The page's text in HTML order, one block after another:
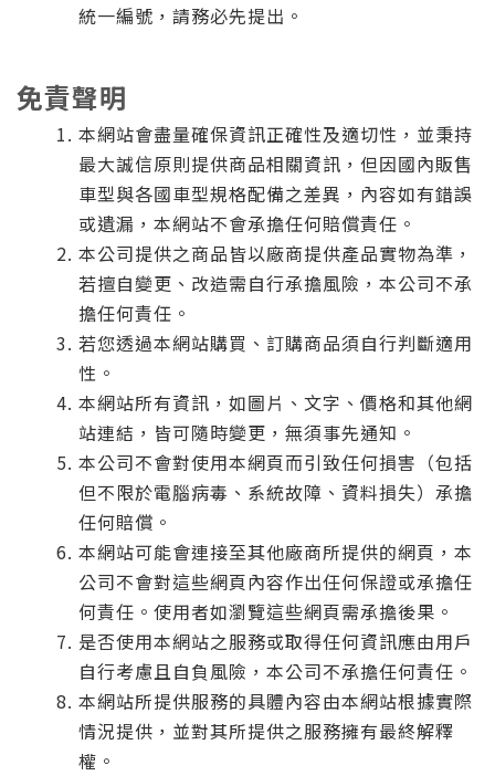
統一編號，請務必先提出。
免責聲明
本網站會盡量確保資訊正確性及適切性，並秉持
最大誠信原則提供商品相關資訊，但因國內販售
車型與各國車型規格配備之差異，內容如有錯誤
或遺漏，本網站不會承擔任何賠償責任。
本公司提供之商品皆以廠商提供產品實物為準，
若擅自變更、改造需自行承擔風險，本公司不承
擔任何責任。
若您透過本網站購買、訂購商品須自行判斷適用
性。
本網站所有資訊，如圖片、文字、價格和其他網
站連結，皆可隨時變更，無須事先通知。
本公司不會對使用本網頁而引致任何損害（包括
但不限於電腦病毒、系統故障、資料損失）承擔
任何賠償。
本網站可能會連接至其他廠商所提供的網頁，本
公司不會對這些網頁內容作出任何保證或承擔任
何責任。使用者如瀏覽這些網頁需承擔後果。
是否使用本網站之服務或取得任何資訊應由用戶
自行考慮且自負風險，本公司不承擔任何責任。
本網站所提供服務的具體內容由本網站根據實際
情況提供，並對其所提供之服務擁有最終解釋
權。